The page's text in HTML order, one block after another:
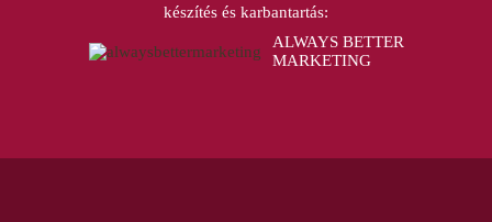
készítés és karbantartás:
ALWAYS BETTER
MARKETING